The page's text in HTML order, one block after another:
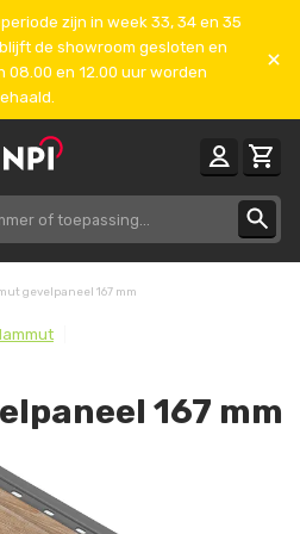
zijn in week 33, 34 en 35
de showroom gesloten en
en 12.00 uur worden
gevelpaneel 167 mm
167 mm